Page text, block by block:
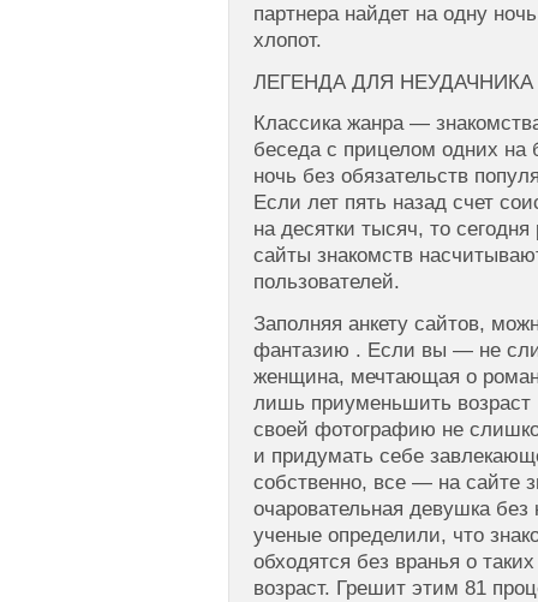
партнера найдет на одну
хлопот.
ЛЕГЕНДА ДЛЯ НЕУДАЧНИКА
Классика жанра —
беседа с прицелом одних на
ночь без обязательств
Если лет пять назад счет
на десятки тысяч, то
сайты знакомств
пользователей.
Заполняя анкету сайтов,
фантазию . Если вы — не
женщина, мечтающая о
лишь приуменьшить возраст
своей фотографию не
и придумать себе
собственно, все — на сайте
очаровательная девушка
ученые определили, что
обходятся без вранья о
возраст. Грешит этим 81